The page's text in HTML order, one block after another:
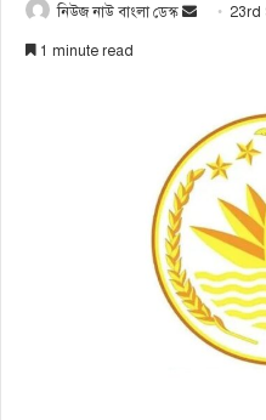
নিউজ নাউ বাংলা ডেস্ক
n
e
a
i
l
23rd
1 minute read